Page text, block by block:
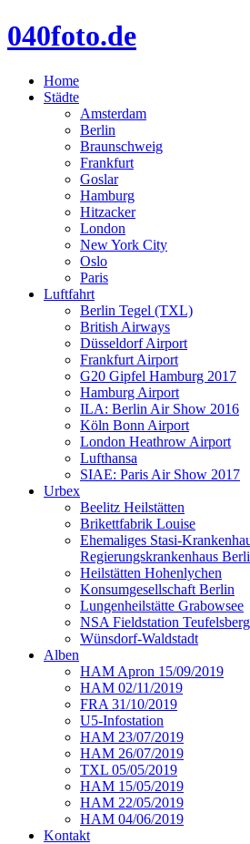
040foto.de
Home
Städte
Amsterdam
Berlin
Braunschweig
Frankfurt
Goslar
Hamburg
Hitzacker
London
New York City
Oslo
Paris
Luftfahrt
Berlin Tegel (TXL)
British Airways
Düsseldorf Airport
Frankfurt Airport
G20 Gipfel Hamburg 2017
Hamburg Airport
ILA: Berlin Air Show 2016
Köln Bonn Airport
London Heathrow Airport
Lufthansa
SIAE: Paris Air Show 2017
Urbex
Beelitz Heilstätten
Brikettfabrik Louise
Ehemaliges Stasi-
Regierungskrankenhaus
Heilstätten Hohenlychen
Konsumgesellschaft Berlin
Lungenheilstätte Grabowsee
NSA Fieldstation
Wünsdorf-Waldstadt
Alben
HAM Apron 15/09/2019
HAM 02/11/2019
FRA 31/10/2019
U5-Infostation
HAM 23/07/2019
HAM 26/07/2019
TXL 05/05/2019
HAM 15/05/2019
HAM 22/05/2019
HAM 04/06/2019
Kontakt